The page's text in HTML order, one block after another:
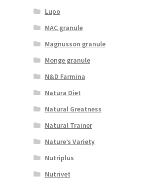
Lupo
MAC granule
Magnusson granule
Monge granule
N&D Farmina
Natura Diet
Natural Greatness
Natural Trainer
Nature’s Variety
Nutriplus
Nutrivet